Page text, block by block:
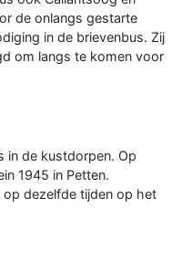
de onlangs gestarte
in de brievenbus. Zij
om langs te komen voor
in de kustdorpen. Op
1945 in Petten.
dezelfde tijden op het